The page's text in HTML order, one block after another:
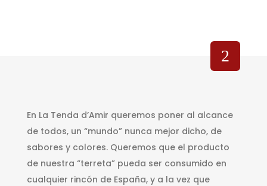
En La Tenda d’Amir queremos poner al alcance
de todos, un “mundo” nunca mejor dicho, de
sabores y colores. Queremos que el producto
de nuestra “terreta” pueda ser consumido en
cualquier rincón de España, y a la vez que